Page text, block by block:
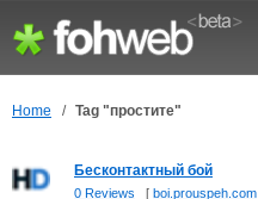
Home / Tag "простите"
Бесконтактный бой
0 Reviews [ boi.prouspeh.com